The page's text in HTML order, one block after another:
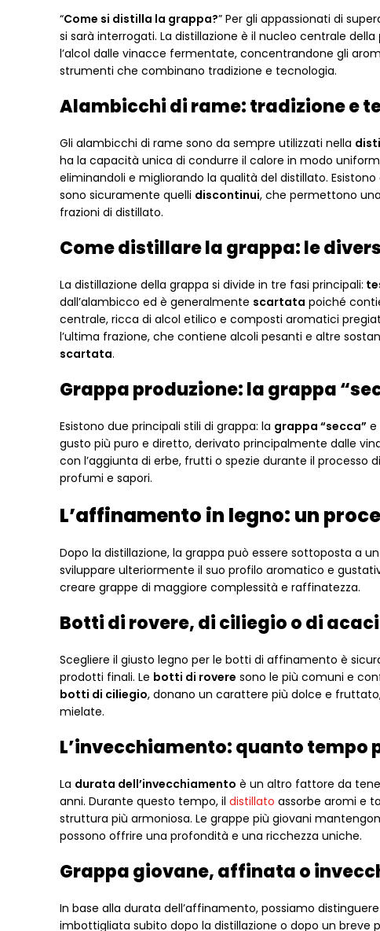
“Come si distilla la grappa?” Per gli appassionati di
si sarà interrogati. La distillazione è il nucleo centrale della
l’alcol dalle vinacce fermentate, concentrandone gli
strumenti che combinano tradizione e tecnologia.
Alambicchi di rame: tradizione e
Gli alambicchi di rame sono da sempre utilizzati nella
ha la capacità unica di condurre il calore in modo
eliminandoli e migliorando la qualità del distillato. Esistono
sono sicuramente quelli discontinui, che permettono
frazioni di distillato.
Come distillare la grappa: le
La distillazione della grappa si divide in tre fasi principali:
dall’alambicco ed è generalmente scartata poiché
centrale, ricca di alcol etilico e composti aromatici
l’ultima frazione, che contiene alcoli pesanti e altre
scartata.
Grappa produzione: la grappa
Esistono due principali stili di grappa: la grappa “secca” e
gusto più puro e diretto, derivato principalmente dalle
con l’aggiunta di erbe, frutti o spezie durante il
profumi e sapori.
L’affinamento in legno: un
Dopo la distillazione, la grappa può essere sottoposta a
sviluppare ulteriormente il suo profilo aromatico e
creare grappe di maggiore complessità e raffinatezza.
Botti di rovere, di ciliegio o di
Scegliere il giusto legno per le botti di affinamento è
prodotti finali. Le botti di rovere sono le più comuni e
botti di ciliegio, donano un carattere più dolce e
mielate.
L’invecchiamento: quanto tempo
La durata dell’invecchiamento è un altro fattore da
anni. Durante questo tempo, il distillato assorbe aromi e
struttura più armoniosa. Le grappe più giovani
possono offrire una profondità e una ricchezza uniche.
Grappa giovane, affinata o
In base alla durata dell’affinamento, possiamo
imbottigliata subito dopo la distillazione o dopo un breve